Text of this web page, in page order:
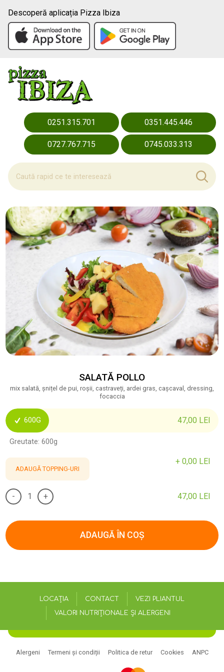
Descoperă aplicația Pizza Ibiza
0251.315.701 0351.445.446
0727.767.715 0745.033.313
SALATĂ POLLO
mix salată, șnițel de pui, roșii, castraveți, ardei gras, cașcaval, dressing,
focaccia
600G 47,00 LEI
Greutate: 600g
ADAUGĂ TOPPING-URI
+ 0,00 LEI
- + 47,00 LEI
ADAUGĂ ÎN COȘ
LOCAȚIA CONTACT
VEZI PLIANTUL
VALORI NUTRIȚIONALE ȘI ALERGENI
Alergeni Termeni și condiții Politica de retur Cookies ANPC